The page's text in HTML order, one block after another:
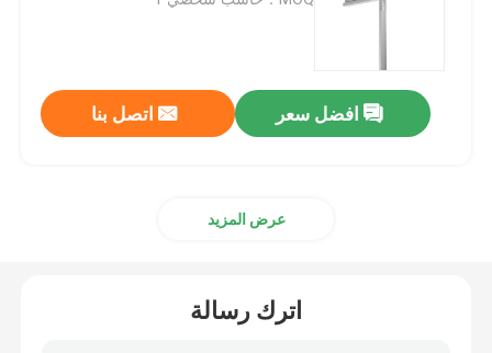
الأضواء الكاشفة في ملعب التنس
افضل سعر اتصل بنا
عرض المزيد
اترك رسالة